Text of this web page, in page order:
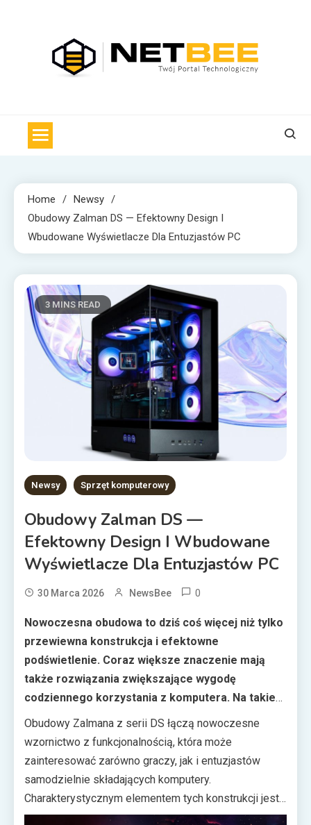
Home
Newsy
Obudowy Zalman DS — Efektowny Design I
Wbudowane Wyświetlacze Dla Entuzjastów PC
3 MINS READ
Newsy Sprzęt komputerowy
Obudowy Zalman DS —
Efektowny Design I Wbudowane
Wyświetlacze Dla Entuzjastów PC
30 Marca 2026 NewsBee 0
Nowoczesna obudowa to dziś coś więcej niż tylko
przewiewna konstrukcja i efektowne
podświetlenie. Coraz większe znaczenie mają
także rozwiązania zwiększające wygodę
codziennego korzystania z komputera. Na takie
potrzeby odpowiada Zalman, oferując kilka
modeli obudów z dopiskiem DS.
Obudowy Zalmana z serii DS łączą nowoczesne
wzornictwo z funkcjonalnością, która może
zainteresować zarówno graczy, jak i entuzjastów
samodzielnie składających komputery.
Charakterystycznym elementem tych konstrukcji jest
zintegrowany wyświetlacz, pozwalający na bieżąco